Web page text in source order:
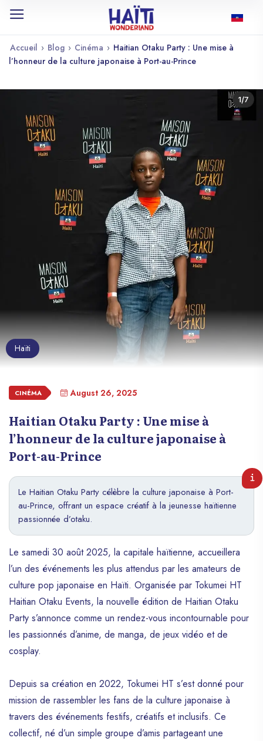
Accueil › Blog › Cinéma › Haitian Otaku Party : Une mise à
l’honneur de la culture japonaise à Port-au-Prince
Haïti
CINÉMA August 26, 2025
Haitian Otaku Party : Une mise à
l’honneur de la culture japonaise à
Port-au-Prince
Le Haitian Otaku Party célèbre la culture japonaise à Port-
au-Prince, offrant un espace créatif à la jeunesse haïtienne
passionnée d’otaku.
Le samedi 30 août 2025, la capitale haïtienne, accueillera
l’un des événements les plus attendus par les amateurs de
culture pop japonaise en Haïti. Organisée par Tokumei HT
Haitian Otaku Events, la nouvelle édition de Haitian Otaku
Party s’annonce comme un rendez-vous incontournable pour
les passionnés d’anime, de manga, de jeux vidéo et de
cosplay.
Depuis sa création en 2022, Tokumei HT s’est donné pour
mission de rassembler les fans de la culture japonaise à
travers des événements festifs, créatifs et inclusifs. Ce
collectif, né d’un simple groupe d’amis partageant une